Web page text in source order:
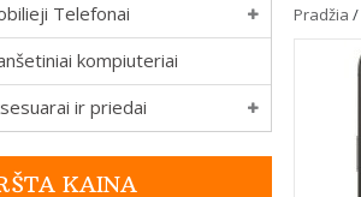
Telefonai
kompiuteriai
ir priedai
KAINA
Pradžia /